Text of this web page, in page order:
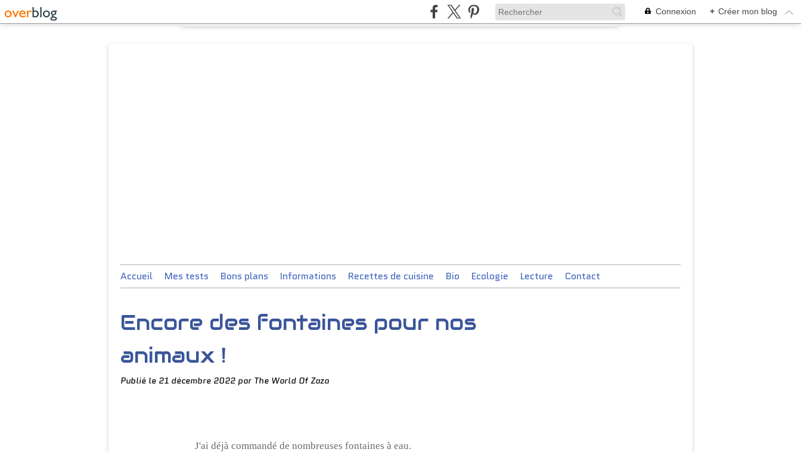
Connexion + Créer mon blog
Accueil Mes tests Bons plans Informations Recettes de cuisine Bio Ecologie Lecture Contact
Encore des fontaines pour nos
animaux !
Publié le 21 décembre 2022 par The World Of Zaza
J'ai déjà commandé de nombreuses fontaines à eau.